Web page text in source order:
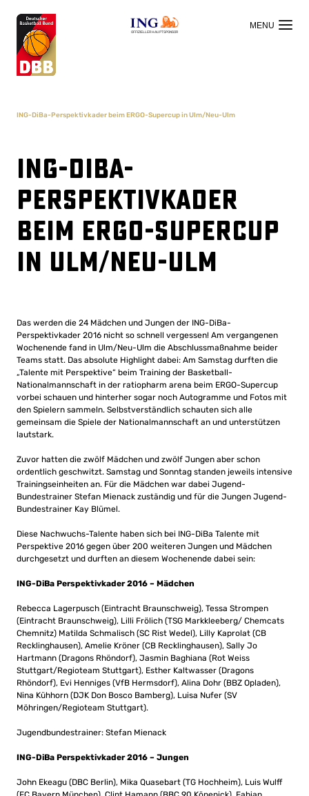
OFFIZIELLER HAUPTSPONSOR
ING-DiBa-Perspektivkader beim ERGO-Supercup in Ulm/Neu-Ulm
ING-DiBa-
Perspektivkader
beim ERGO-Supercup
in Ulm/Neu-Ulm
Das werden die 24 Mädchen und Jungen der ING-DiBa-
Perspektivkader 2016 nicht so schnell vergessen! Am vergangenen
Wochenende fand in Ulm/Neu-Ulm die Abschlussmaßnahme beider
Teams statt. Das absolute Highlight dabei: Am Samstag durften die
„Talente mit Perspektive“ beim Training der Basketball-
Nationalmannschaft in der ratiopharm arena beim ERGO-Supercup
vorbei schauen und hinterher sogar noch Autogramme und Fotos mit
den Spielern sammeln. Selbstverständlich schauten sich alle
gemeinsam die Spiele der Nationalmannschaft an und unterstützen
lautstark.
Zuvor hatten die zwölf Mädchen und zwölf Jungen aber schon
ordentlich geschwitzt. Samstag und Sonntag standen jeweils intensive
Trainingseinheiten an. Für die Mädchen war dabei Jugend-
Bundestrainer Stefan Mienack zuständig und für die Jungen Jugend-
Bundestrainer Kay Blümel.
Diese Nachwuchs-Talente haben sich bei ING-DiBa Talente mit
Perspektive 2016 gegen über 200 weiteren Jungen und Mädchen
durchgesetzt und durften an diesem Wochenende dabei sein:
ING-DiBa Perspektivkader 2016 – Mädchen
Rebecca Lagerpusch (Eintracht Braunschweig), Tessa Strompen
(Eintracht Braunschweig), Lilli Frölich (TSG Markkleeberg/ Chemcats
Chemnitz) Matilda Schmalisch (SC Rist Wedel), Lilly Kaprolat (CB
Recklinghausen), Amelie Kröner (CB Recklinghausen), Sally Jo
Hartmann (Dragons Rhöndorf), Jasmin Baghiana (Rot Weiss
Stuttgart/Regioteam Stuttgart), Esther Kaltwasser (Dragons
Rhöndorf), Evi Henniges (VfB Hermsdorf), Alina Dohr (BBZ Opladen),
Nina Kühhorn (DJK Don Bosco Bamberg), Luisa Nufer (SV
Möhringen/Regioteam Stuttgart).
Jugendbundestrainer: Stefan Mienack
ING-DiBa Perspektivkader 2016 – Jungen
John Ekeagu (DBC Berlin), Mika Quasebart (TG Hochheim), Luis Wulff